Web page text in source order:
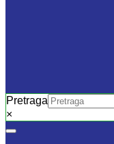
Pretraga
×